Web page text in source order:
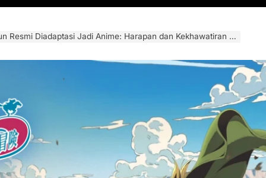
Diadaptasi Jadi Anime: Harapan dan Kekhawatiran Penggemar JoJo’s Bizarre Adventure